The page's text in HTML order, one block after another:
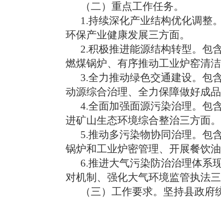
（二） 重点工作任务。
1.持续深化产业结构优化调整
环保产业健康发展三方面。
2.积极推进能源结构转型。 包
燃煤锅炉、有序推动工业炉窑清
3.全力推动绿色交通建设。 包
动源综合治理、 全力保障做好成
4.全面加强面源污染治理。 包
进矿山生态环境综合整治三方面。
5.推动多污染物协同治理。 包
锅炉和工业炉密管理、 开展餐饮
6.推进大气污染防治治理体系
对机制 、 强化大气环境监管执法
（三） 工作要求。 坚持县政府